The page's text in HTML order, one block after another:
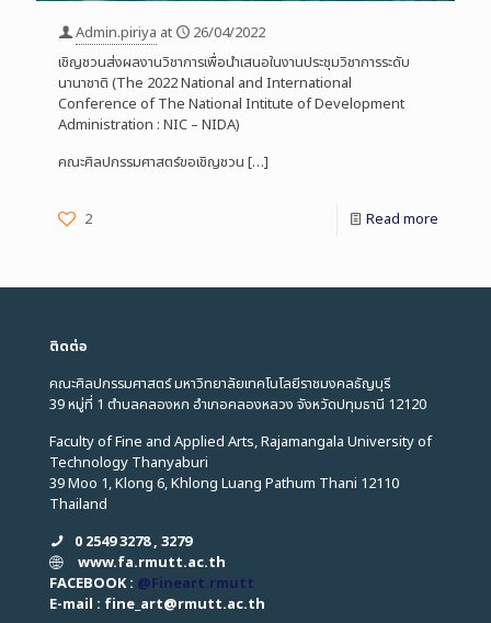
Admin.piriya at
26/04/2022
เชิญชวนส่งผลงานวิชาการเพื่อนำเสนอในงานประชุมวิชาการระดับ
นานาชาติ (The 2022 National and International
Conference of The National Intitute of Development
Administration : NIC – NIDA)
คณะศิลปกรรมศาสตร์ขอเชิญชวน […]
2 Read more
ติดต่อ
คณะศิลปกรรมศาสตร์ มหาวิทยาลัยเทคโนโลยีราชมงคลธัญบุรี
39 หมู่ที่ 1 ตำบลคลองหก อำเภอคลองหลวง จังหวัดปทุมธานี 12120
Faculty of Fine and Applied Arts, Rajamangala University of
Technology Thanyaburi
39 Moo 1, Klong 6, Khlong Luang Pathum Thani 12110
Thailand
0 2549 3278 , 3279
www.fa.rmutt.ac.th
FACEBOOK : @Fineart.rmutt
E-mail : fine_art@rmutt.ac.th